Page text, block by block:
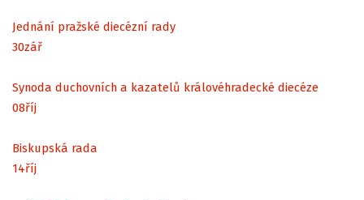
Jednání pražské diecézní rady
30zář
Synoda duchovních a kazatelů královéhradecké diecéze
08říj
Biskupská rada
14říj